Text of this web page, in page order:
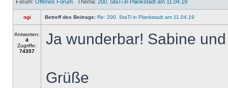
Forum: Offenes Forum Thema: 200. StaTi in Plankstadt am 11.04.19
ogi Betreff des Beitrags: Re: 200. StaTi in Plankstadt am 11.04.19
Antworten:
4
Zugriffe:
74357
Ja wunderbar! Sabine
Grüße